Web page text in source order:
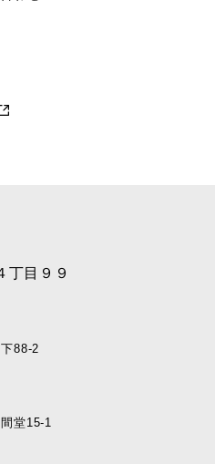
丁目９９
88-2
堂15-1